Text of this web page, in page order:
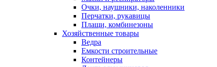
Очки, наушники, наколенники
Перчатки, рукавицы
Плащи, комбинезоны
Хозяйственные товары
Ведра
Емкости строительные
Контейнеры